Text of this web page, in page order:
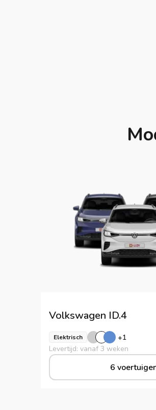
Volkswagen ID.4
Elektrisch +1
Levertijd: vanaf 3 weken
6